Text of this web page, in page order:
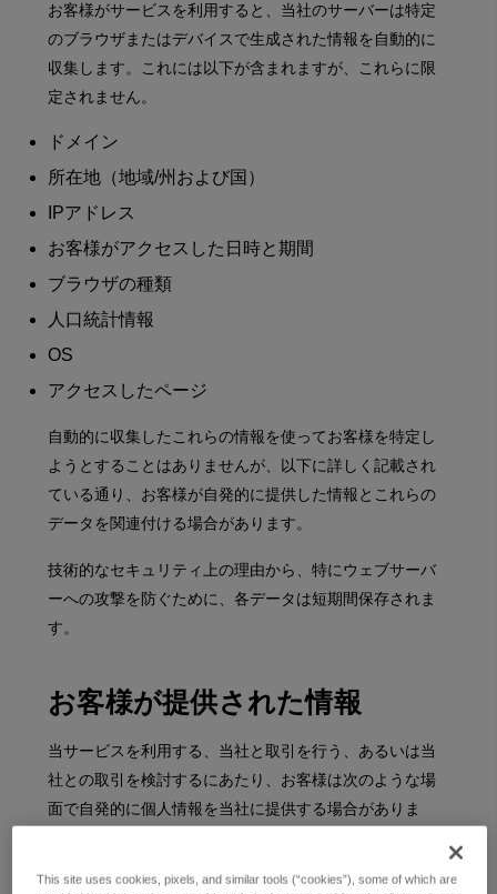
お客様がサービスを利用すると、当社のサーバーは特定
のブラウザまたはデバイスで生成された情報を自動的に
収集します。これには以下が含まれますが、これらに限
定されません。
ドメイン
所在地（地域/州および国）
IPアドレス
お客様がアクセスした日時と期間
ブラウザの種類
人口統計情報
OS
アクセスしたページ
自動的に収集したこれらの情報を使ってお客様を特定し
ようとすることはありませんが、以下に詳しく記載され
ている通り、お客様が自発的に提供した情報とこれらの
データを関連付ける場合があります。
技術的なセキュリティ上の理由から、特にウェブサーバ
ーへの攻撃を防ぐために、各データは短期間保存されま
す。
お客様が提供された情報
当サービスを利用する、当社と取引を行う、あるいは当
社との取引を検討するにあたり、お客様は次のような場
面で自発的に個人情報を当社に提供する場合がありま
当社のウェブサイト、展示会や当社が事業を行う
This site uses cookies, pixels, and similar tools (“cookies”), some of which are